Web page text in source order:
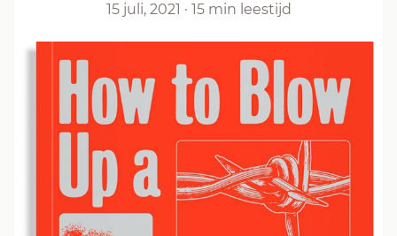
15 juli, 2021 · 15 min leestijd